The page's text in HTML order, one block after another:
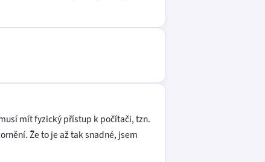
mít fyzický přístup k počítači, tzn.
Že to je až tak snadné, jsem